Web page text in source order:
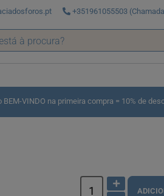
+351961055503
BEM-VINDO na primeira compra = 10% de